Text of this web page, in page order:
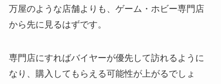
万屋のような店舗よりも、ゲーム・ホビー専門店
から先に見るはずです。
専門店にすればバイヤーが優先して訪れるように
なり、購入してもらえる可能性が上がるでしょ